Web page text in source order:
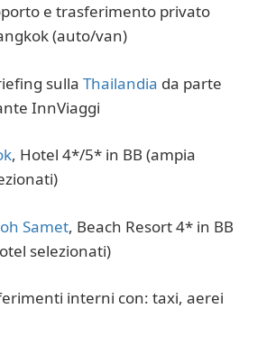
e trasferimento privato
(auto/van)
sulla Thailandia da parte
InnViaggi
, Hotel 4*/5* in BB (ampia
Samet, Beach Resort 4* in BB
selezionati)
interni con: taxi, aerei